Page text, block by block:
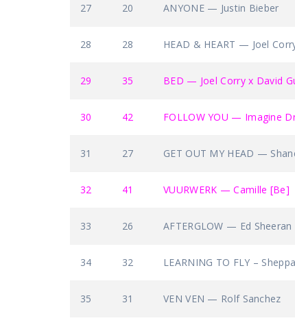
27 20 ANYONE — Justin Bieber
28 28 HEAD & HEART — Joel
29 35 BED — Joel Corry x David
30 42 FOLLOW YOU — Imagine
31 27 GET OUT MY HEAD —
32 41 VUURWERK — Camille [Be]
33 26 AFTERGLOW — Ed Sheeran
34 32 LEARNING TO FLY –
35 31 VEN VEN — Rolf Sanchez